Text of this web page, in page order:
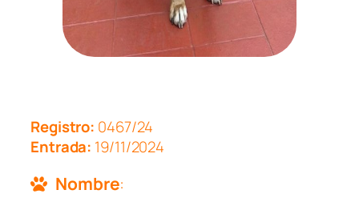
Registro: 0467/24
Entrada: 19/11/2024
Nombre: